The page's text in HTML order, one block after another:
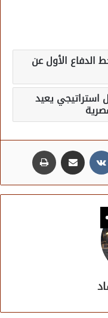
الدفاع الأول عن
استراتيجي يعيد
مشاركة عبر البريد